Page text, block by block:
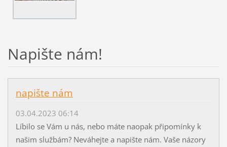
Napište nám!
napište nám
03.04.2023 06:14
Líbilo se Vám u nás, nebo máte naopak připomínky k
našim službám? Neváhejte a napište nám. Vaše názory